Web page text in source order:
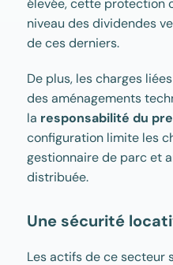
élevée, cette protection
niveau des dividendes
de ces derniers.
De plus, les charges
des aménagements
la responsabilité du
configuration limite les
gestionnaire de parc et
distribuée.
Une sécurité
Les actifs de ce secteur